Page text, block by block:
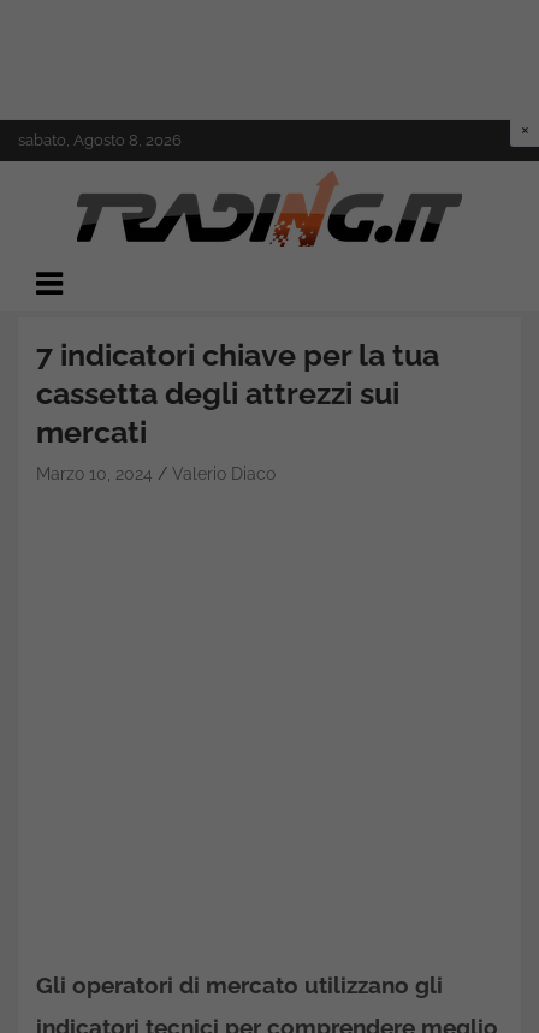
to
sabato, Agosto 8, 2026
Trading.it
7 indicatori chiave per la tua
cassetta degli attrezzi sui
mercati
Marzo 10, 2024 Valerio Diaco
Gli operatori di mercato utilizzano gli
indicatori tecnici per comprendere meglio